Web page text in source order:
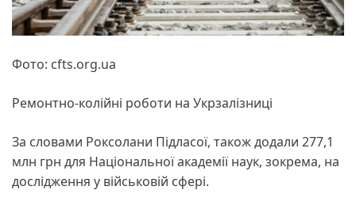
Фото: cfts.org.ua
Ремонтно-колійні роботи на Укрзалізниці
За словами Роксолани Підласої, також додали 277,1
млн грн для Національної академії наук, зокрема, на
дослідження у військовій сфері.